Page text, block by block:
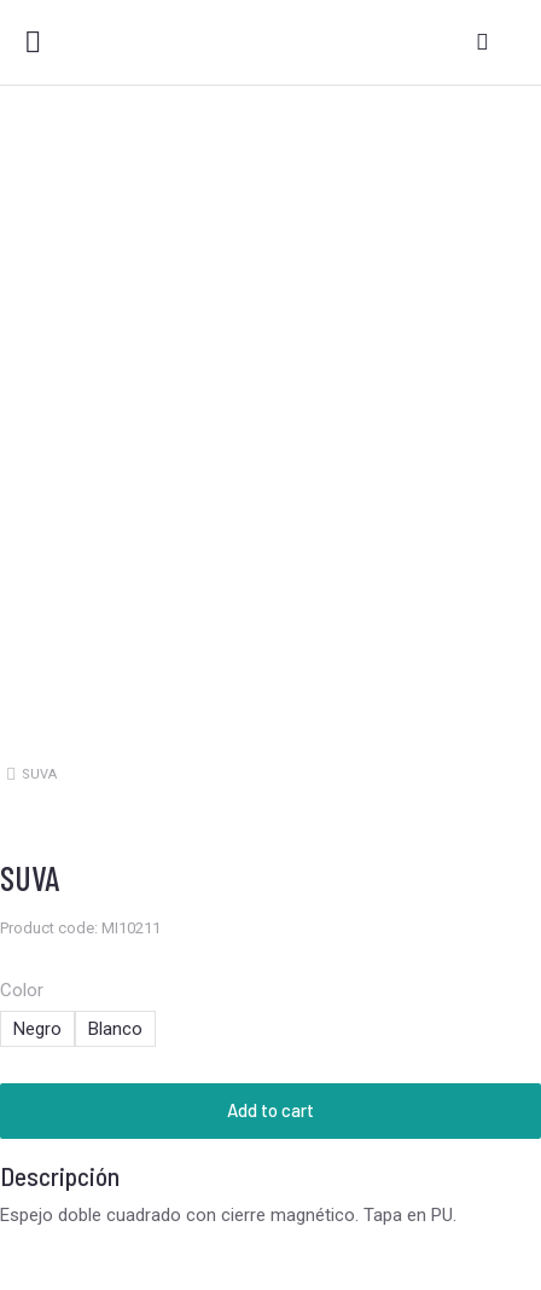
Estás aquí:
SUVA
SUVA
Product code: MI10211
Color
Negro
Blanco
Add to cart
Descripción
Espejo doble cuadrado con cierre magnético. Tapa en PU.